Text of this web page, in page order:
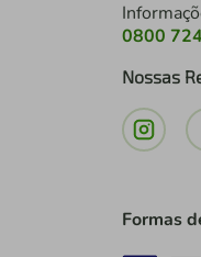
0800
Nossas
Formas